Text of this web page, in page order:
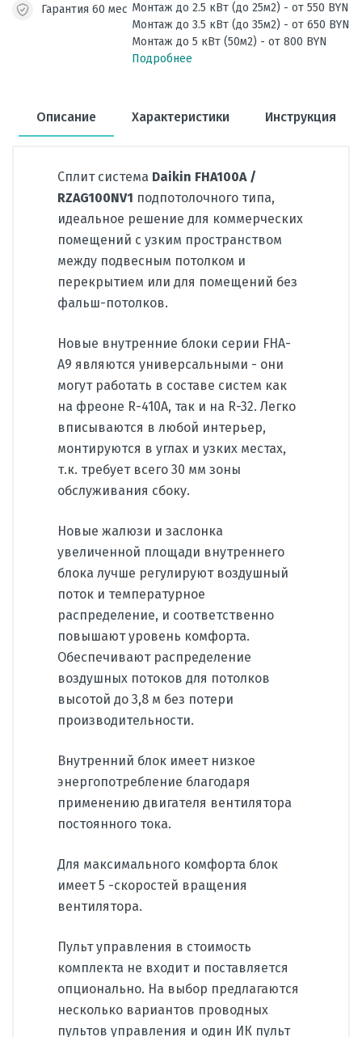
Гарантия 60 мес Монтаж до 2.5 кВт (до 25м2) - от 550 BYN
Монтаж до 3.5 кВт (до 35м2) - от 650 BYN
Монтаж до 5 кВт (50м2) - от 800 BYN
Подробнее
Описание Характеристики Инструкция
Сплит система Daikin FHA100A /
RZAG100NV1 подпотолочного типа,
идеальное решение для коммерческих
помещений с узким пространством
между подвесным потолком и
перекрытием или для помещений без
фальш-потолков.
Новые внутренние блоки серии FHA-
A9 являются универсальными - они
могут работать в составе систем как
на фреоне R-410А, так и на R-32. Легко
вписываются в любой интерьер,
монтируются в углах и узких местах,
т.к. требует всего 30 мм зоны
обслуживания сбоку.
Новые жалюзи и заслонка
увеличенной площади внутреннего
блока лучше регулируют воздушный
поток и температурное
распределение, и соответственно
повышают уровень комфорта.
Обеспечивают распределение
воздушных потоков для потолков
высотой до 3,8 м без потери
производительности.
Внутренний блок имеет низкое
энергопотребление благодаря
применению двигателя вентилятора
постоянного тока.
Для максимального комфорта блок
имеет 5 -скоростей вращения
вентилятора.
Пульт управления в стоимость
комплекта не входит и поставляется
опционально. На выбор предлагаются
несколько вариантов проводных
пультов управления и один ИК пульт